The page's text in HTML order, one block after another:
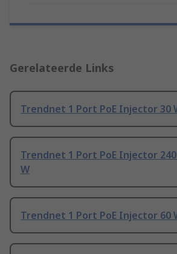
Gerelateerde Links
Trendnet 1 Port PoE Injector 30
Trendnet 1 Port PoE Injector
W
Trendnet 1 Port PoE Injector 60